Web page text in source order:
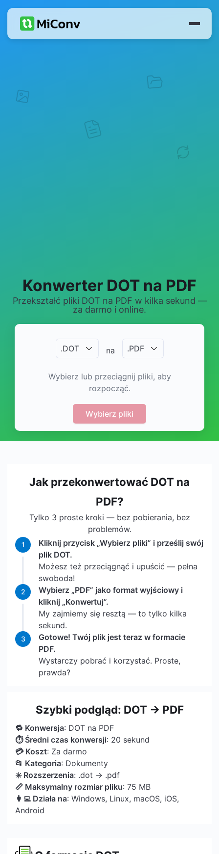
Konwerter DOT na PDF
Przekształć pliki DOT na PDF w kilka sekund —
za darmo i online.
.DOT na .PDF
Wybierz lub przeciągnij pliki, aby
rozpocząć.
Wybierz pliki
Jak przekonwertować DOT na
PDF?
Tylko 3 proste kroki — bez pobierania, bez
problemów.
1
Kliknij przycisk „Wybierz pliki” i prześlij swój
plik DOT.
Możesz też przeciągnąć i upuścić — pełna
swoboda!
2
Wybierz „PDF” jako format wyjściowy i
kliknij „Konwertuj”.
My zajmiemy się resztą — to tylko kilka
sekund.
3
Gotowe! Twój plik jest teraz w formacie
PDF.
Wystarczy pobrać i korzystać. Proste,
prawda?
Szybki podgląd: DOT → PDF
🔁 Konwersja: DOT na PDF
⏱ Średni czas konwersji: 20 sekund
💳 Koszt: Za darmo
📂 Kategoria: Dokumenty
✳️ Rozszerzenia: .dot → .pdf
📏 Maksymalny rozmiar pliku: 75 MB
👩‍💻 Działa na: Windows, Linux, macOS, iOS,
Android